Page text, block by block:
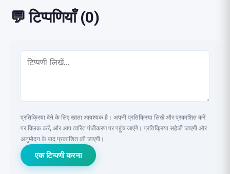
💬 टिप्पणियाँ (0)
प्रतिक्रिया देने के लिए खाता आवश्यक है। अपनी प्रतिक्रिया लिखें और प्रकाशित करें
पर क्लिक करें, और आप त्वरित पंजीकरण पर पहुंच जाएंगे। प्रतिक्रिया सहेजी जाएगी और
अनुमोदन के बाद प्रकाशित की जाएगी।
एक टिप्पणी करना